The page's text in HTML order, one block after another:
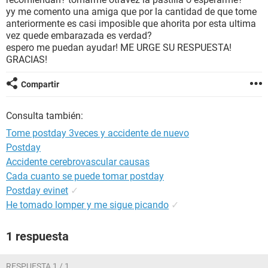
yy me comento una amiga que por la cantidad de que tome
anteriormente es casi imposible que ahorita por esta ultima
vez quede embarazada es verdad?
espero me puedan ayudar! ME URGE SU RESPUESTA!
GRACIAS!
Compartir
Consulta también:
Tome postday 3veces y accidente de nuevo
Postday
Accidente cerebrovascular causas
Cada cuanto se puede tomar postday
Postday evinet ✓
He tomado lomper y me sigue picando ✓
1 respuesta